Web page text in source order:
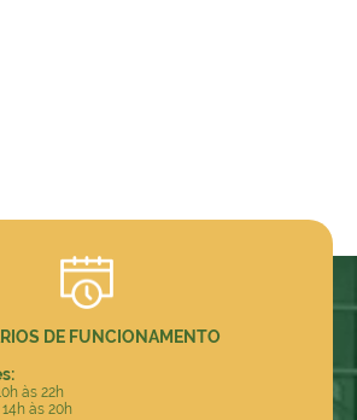
DE FUNCIONAMENTO
às 22h
às 20h